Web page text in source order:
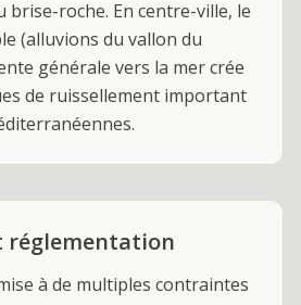
brise-roche. En centre-ville, le
(alluvions du vallon du
générale vers la mer crée
de ruissellement important
réglementation
à de multiples contraintes